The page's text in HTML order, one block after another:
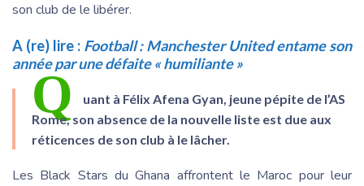
son club de le libérer.
A (re) lire : Football : Manchester United entame son
année par une défaite « humiliante »
Q
uant à Félix Afena Gyan, jeune pépite de l’AS
Rome, son absence de la nouvelle liste est due aux
réticences de son club à le lâcher.
Les Black Stars du Ghana affrontent le Maroc pour leur